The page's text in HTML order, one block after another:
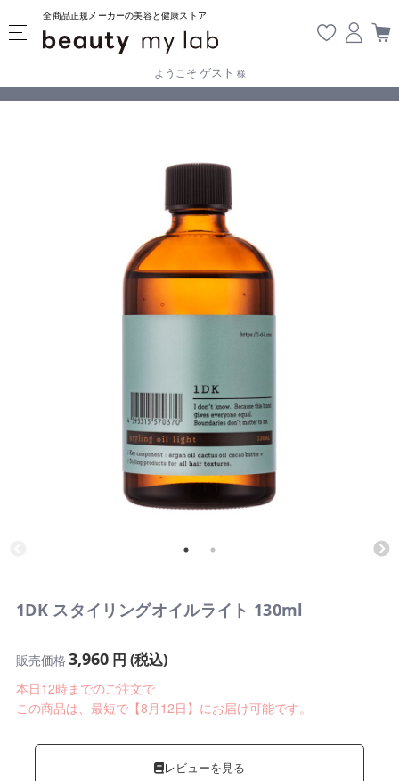
全商品正規メーカーの美容と健康ストア
ようこそ ゲスト 様
【重要】熊本地震の影響により遅延が生じております
1DK スタイリングオイルライト 130ml
販売価格 3,960円 (税込)
本日12時までのご注文で
この商品は、最短で【8月12日】にお届け可能です。
レビューを見る